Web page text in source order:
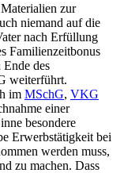
zur
niemand auf die
nach Erfüllung
Familienzeitbonus
des
weiterführt.
im MSchG, VKG
einer
besondere
Erwerbstätigkeit bei
werden muss,
zu machen. Dass